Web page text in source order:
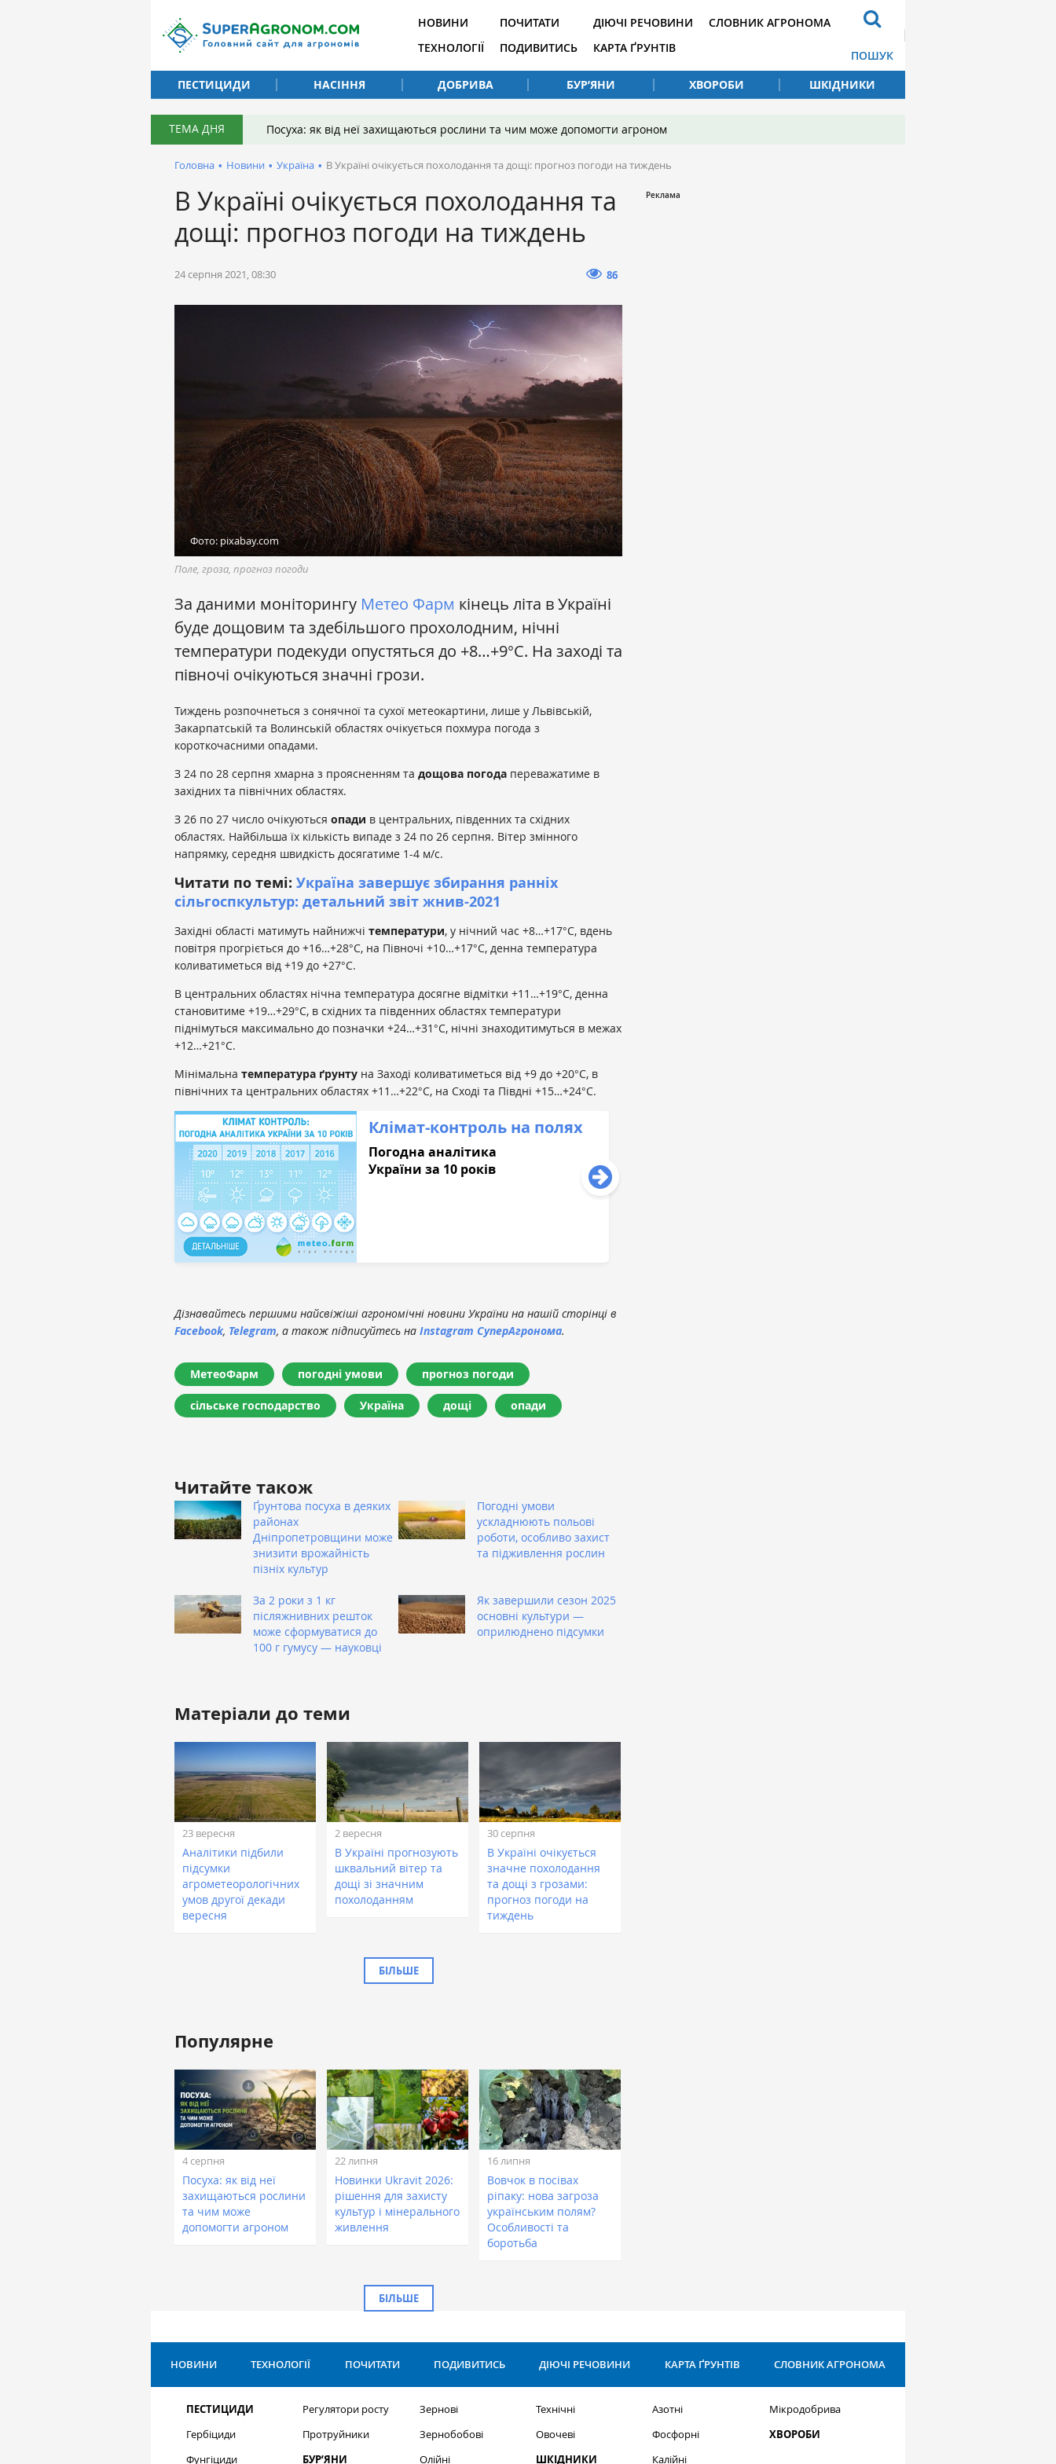
НОВИНИ
ТЕХНОЛОГІЇ
ПОЧИТАТИ
ПОДИВИТИСЬ
ДІЮЧІ РЕЧОВИНИ
КАРТА ҐРУНТІВ
СЛОВНИК АГРОНОМА
ПОШУК
ПЕСТИЦИДИ
НАСІННЯ ДОБРИВА БУР’ЯНИ ХВОРОБИ ШКІДНИКИ
ТЕМА ДНЯ Посуха: як від неї захищаються рослини та чим може допомогти агроном
Головна • Новини • Україна • В Україні очікується похолодання та дощі: прогноз погоди на тиждень
В Україні очікується похолодання та
дощі: прогноз погоди на тиждень
24 серпня 2021, 08:30 86
Фото: pixabay.com
Поле, гроза, прогноз погоди
За даними моніторингу Метео Фарм кінець літа в Україні
буде дощовим та здебільшого прохолодним, нічні
температури подекуди опустяться до +8…+9°С. На заході та
півночі очікуються значні грози.
Тиждень розпочнеться з сонячної та сухої метеокартини, лише у Львівській,
Закарпатській та Волинській областях очікується похмура погода з
короткочасними опадами.
З 24 по 28 серпня хмарна з проясненням та дощова погода переважатиме в
західних та північних областях.
З 26 по 27 число очікуються опади в центральних, південних та східних
областях. Найбільша їх кількість випаде з 24 по 26 серпня. Вітер змінного
напрямку, середня швидкість досягатиме 1-4 м/с.
Читати по темі: Україна завершує збирання ранніх
сільгоспкультур: детальний звіт жнив-2021
Західні області матимуть найнижчі температури, у нічний час +8…+17°С, вдень
повітря прогріється до +16…+28°С, на Півночі +10…+17°С, денна температура
коливатиметься від +19 до +27°С.
В центральних областях нічна температура досягне відмітки +11…+19°С, денна
становитиме +19…+29°С, в східних та південних областях температури
піднімуться максимально до позначки +24…+31°С, нічні знаходитимуться в межах
+12…+21°С.
Мінімальна температура ґрунту на Заході коливатиметься від +9 до +20°С, в
північних та центральних областях +11…+22°С, на Сході та Півдні +15…+24°С.
Клімат-контроль на полях
Погодна аналітика
України за 10 років
Дізнавайтесь першими найсвіжіші агрономічні новини України на нашій сторінці в
Facebook, Telegram, а також підписуйтесь на Instagram СуперАгронома.
МетеоФарм погодні умови прогноз погоди
сільське господарство Україна дощі опади
Читайте також
Ґрунтова посуха в деяких
районах
Дніпропетровщини може
знизити врожайність
пізніх культур
Погодні умови
ускладнюють польові
роботи, особливо захист
та підживлення рослин
За 2 роки з 1 кг
післяжнивних решток
може сформуватися до
100 г гумусу — науковці
Як завершили сезон 2025
основні культури —
оприлюднено підсумки
Матеріали до теми
23 вересня
Аналітики підбили
підсумки
агрометеорологічних
умов другої декади
вересня
2 вересня
В Україні прогнозують
шквальний вітер та
дощі зі значним
похолоданням
30 серпня
В Україні очікується
значне похолодання
та дощі з грозами:
прогноз погоди на
тиждень
БІЛЬШЕ
Популярне
4 серпня
Посуха: як від неї
захищаються рослини
та чим може
допомогти агроном
22 липня
Новинки Ukravit 2026:
рішення для захисту
культур і мінерального
живлення
16 липня
Вовчок в посівах
ріпаку: нова загроза
українським полям?
Особливості та
боротьба
БІЛЬШЕ
НОВИНИ ТЕХНОЛОГІЇ ПОЧИТАТИ ПОДИВИТИСЬ ДІЮЧІ РЕЧОВИНИ КАРТА ҐРУНТІВ СЛОВНИК АГРОНОМА
ПЕСТИЦИДИ
Гербіциди
Фунгіциди
Регулятори росту
Протруйники
БУР’ЯНИ
Зернові
Зернобобові
Олійні
Технічні
Овочеві
ШКІДНИКИ
Азотні
Фосфорні
Калійні
Мікродобрива
ХВОРОБИ